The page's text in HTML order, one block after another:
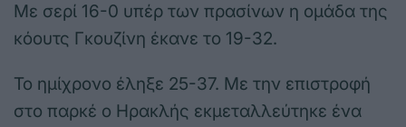
Με σερί 16-0 υπέρ των πρασίνων η ομάδα της
κόουτς Γκουζίνη έκανε το 19-32.
Το ημίχρονο έληξε 25-37. Με την επιστροφή
στο παρκέ ο Ηρακλής εκμεταλλεύτηκε ένα